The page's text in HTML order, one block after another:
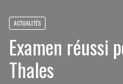
ACTUALITÉS
Examen réussi
Thales